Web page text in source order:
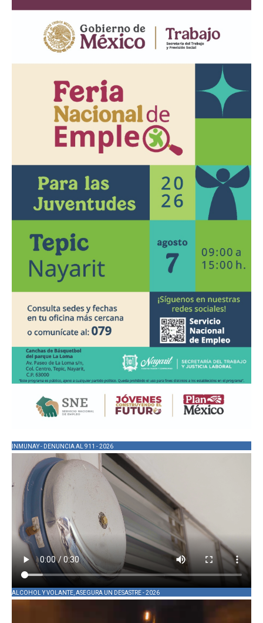
INMUNAY - DENUNCIA AL 911 - 2026
ALCOHOL Y VOLANTE, ASEGURA UN DESASTRE - 2026